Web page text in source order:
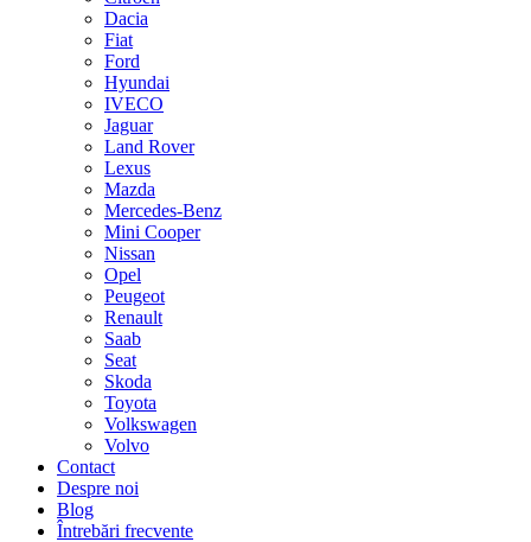
Dacia
Fiat
Ford
Hyundai
IVECO
Jaguar
Land Rover
Lexus
Mazda
Mercedes-Benz
Mini Cooper
Nissan
Opel
Peugeot
Renault
Saab
Seat
Skoda
Toyota
Volkswagen
Volvo
Contact
Despre noi
Blog
Întrebări frecvente